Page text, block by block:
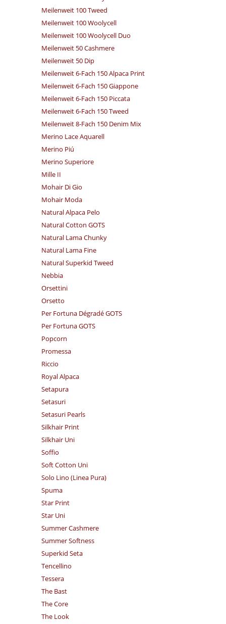
Meilenweit 100 Tweed
Meilenweit 100 Woolycell
Meilenweit 100 Woolycell Duo
Meilenweit 50 Cashmere
Meilenweit 50 Dip
Meilenweit 6-Fach 150 Alpaca Print
Meilenweit 6-Fach 150 Giappone
Meilenweit 6-Fach 150 Piccata
Meilenweit 6-Fach 150 Tweed
Meilenweit 8-Fach 150 Denim Mix
Merino Lace Aquarell
Merino Piú
Merino Superiore
Mille II
Mohair Di Gio
Mohair Moda
Natural Alpaca Pelo
Natural Cotton GOTS
Natural Lama Chunky
Natural Lama Fine
Natural Superkid Tweed
Nebbia
Orsettini
Orsetto
Per Fortuna Dégradé GOTS
Per Fortuna GOTS
Popcorn
Promessa
Riccio
Royal Alpaca
Setapura
Setasuri
Setasuri Pearls
Silkhair Print
Silkhair Uni
Soffio
Soft Cotton Uni
Solo Lino (Linea Pura)
Spuma
Star Print
Star Uni
Summer Cashmere
Summer Softness
Superkid Seta
Tencellino
Tessera
The Bast
The Core
The Look